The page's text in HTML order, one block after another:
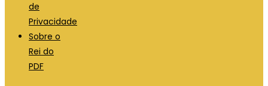
de
Privacidade
Sobre o
Rei do
PDF